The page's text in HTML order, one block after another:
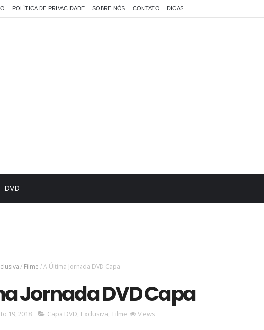
POLÍTICA DE PRIVACIDADE SOBRE NÓS CONTATO DICAS
DVD
/ Filme /A Última Jornada DVD Capa
Jornada DVD Capa
19, 2018 Capa DVD, Exclusiva, Filme Views